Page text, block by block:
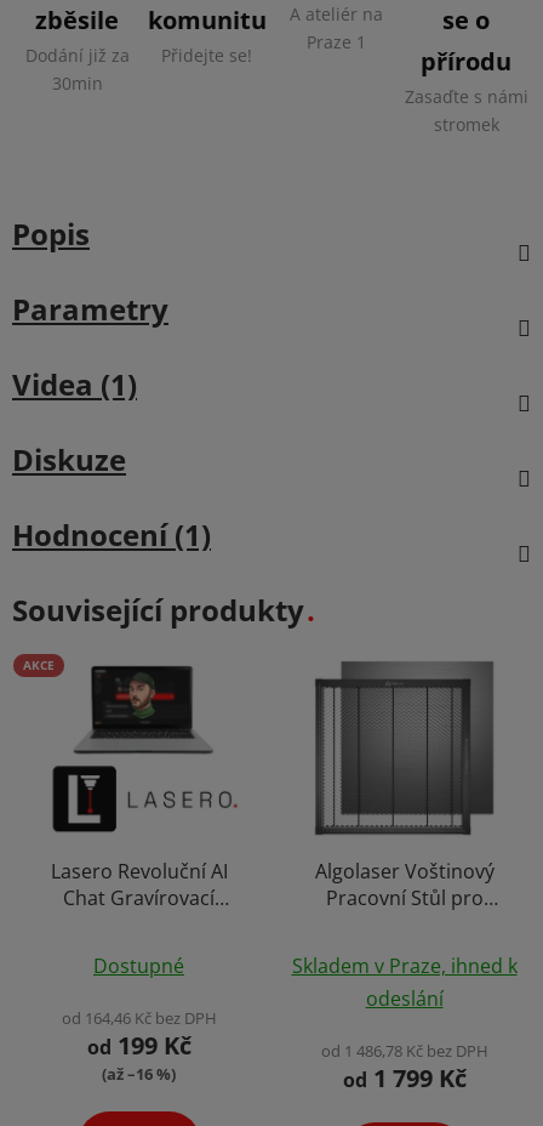
zběsile
Dodání již za
30min
komunitu
Přidejte se!
A ateliér na
Praze 1
se o
přírodu
Zasaďte s námi
stromek
Popis
Parametry
Videa (1)
Diskuze
Hodnocení (1)
Související produkty
AKCE
Lasero Revoluční AI
Chat Gravírovací
Licenční Klíč pro
Software Laserové
Android
Dostupné
od 164,46 Kč bez DPH
od 199 Kč
(až –16 %)
Algolaser Voštinový
Pracovní Stůl pro
Podložka 40 x 40 cm
hodnocení
produktu
je
4,1
Skladem v Praze, ihned k
odeslání
od 1 486,78 Kč bez DPH
od 1 799 Kč